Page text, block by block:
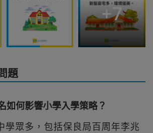
+7
題
如何影響小學入學策略？
學眾多，包括保良局百周年李兆